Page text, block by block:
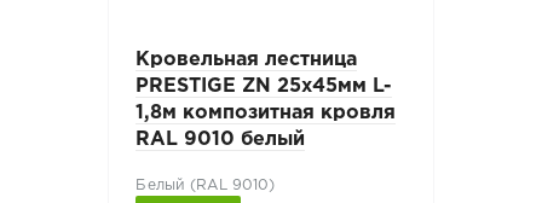
Кровельная лестница
PRESTIGE ZN 25х45мм L-
1,8м композитная кровля
RAL 9010 белый
Белый (RAL 9010)